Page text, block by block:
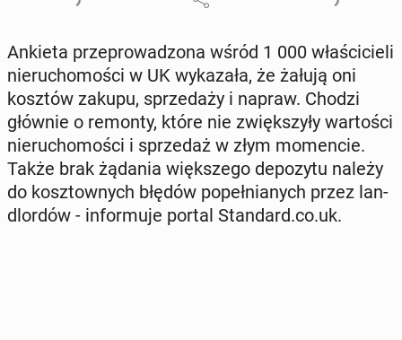
Ankieta prze­pro­wa­dzo­na wśród 1 000 wła­ści­cie­li
nie­ru­cho­mo­ści w UK wy­ka­za­ła, że żałują oni
kosztów zakupu, sprze­da­ży i napraw. Chodzi
głównie o remonty, które nie zwięk­szy­ły war­to­ści
nie­ru­cho­mo­ści i sprze­daż w złym mo­men­cie.
Także brak żądania więk­sze­go de­po­zy­tu należy
do kosz­tow­nych błędów po­peł­nia­nych przez lan­
dlor­dów - in­for­mu­je portal Stan­dard.co.uk.